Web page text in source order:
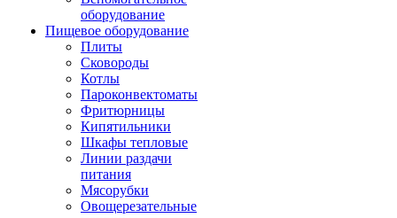
оборудование
Пищевое оборудование
Плиты
Сковороды
Котлы
Пароконвектоматы
Фритюрницы
Кипятильники
Шкафы тепловые
Линии раздачи
питания
Мясорубки
Овощерезательные